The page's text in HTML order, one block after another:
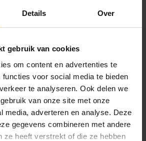
Details Over
gebruik van cookies
om content en advertenties te
functies voor social media te bieden
te analyseren. Ook delen we
van onze site met onze
media, adverteren en analyse. Deze
gegevens combineren met andere
ze heeft verstrekt of die ze hebben
cilinderslot aluminium
1219277
BTW
+